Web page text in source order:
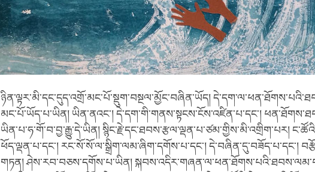
ཉིན་ལྟར་མི་དང་དུད་འགྲོ་མང་པོ་སྡུག་བསྔལ་མྱོང་བཞིན་ཡོད།
མང་པོ་ཡོད་པ་ཡིན། ཡིན་ནའང་། དེ་དག་གི་གནས་སྟངས་ངོས་འཛིན་པ་དང་།
ཡིན་པ་ཧ་གོ་བ་བྱ་རྒྱུ་དེ་ཡིན། སྙིང་རྗེ་དང་ཐབས་རྩལ་ལྡན་པ་ཙམ་གྱིས་མི་འགྲིག་པར།
ཕོད་ལྡན་པ་དང་། རང་སོ་སོ་ལ་སྒྲིག་ལམ་ཞིག་དགོས་པ་དང་། དེ་བཞིན་དུ་བཟོད་པ་དང་།
གཏན། ཤེས་རབ་བཅས་དགོས་པ་ཡིན།